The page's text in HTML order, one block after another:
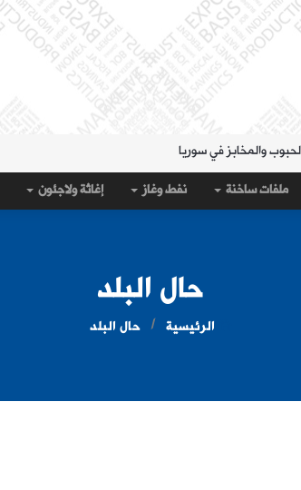
والمخابز في سوريا
حتى 20 آب
ملفات ساخنة نفط وغاز إغاثة ولاجئون
حال البلد
الرئيسية حال البلد